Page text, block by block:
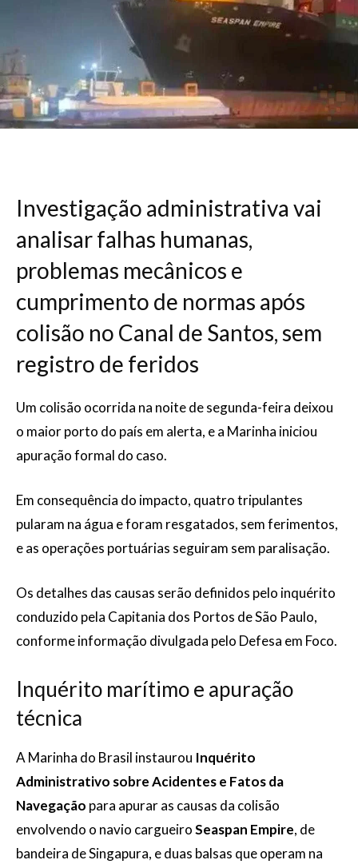
Investigação administrativa vai
analisar falhas humanas,
problemas mecânicos e
cumprimento de normas após
colisão no Canal de Santos, sem
registro de feridos
Um colisão ocorrida na noite de segunda-feira deixou
o maior porto do país em alerta, e a Marinha iniciou
apuração formal do caso.
Em consequência do impacto, quatro tripulantes
pularam na água e foram resgatados, sem ferimentos,
e as operações portuárias seguiram sem paralisação.
Os detalhes das causas serão definidos pelo inquérito
conduzido pela Capitania dos Portos de São Paulo,
conforme informação divulgada pelo Defesa em Foco.
Inquérito marítimo e apuração
técnica
A Marinha do Brasil instaurou Inquérito
Administrativo sobre Acidentes e Fatos da
Navegação para apurar as causas da colisão
envolvendo o navio cargueiroSeaspan Empire, de
bandeira de Singapura, e duas balsas que operam na